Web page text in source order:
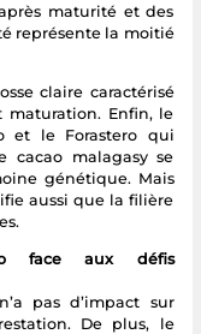
maturité et des
représente la moitié
claire caractérisé
maturation. Enfin, le
et le Forastero qui
cacao malagasy se
génétique. Mais
aussi que la filière
face aux défis
pas d’impact sur
De plus, le